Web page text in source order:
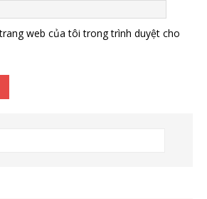
web của tôi trong trình duyệt cho